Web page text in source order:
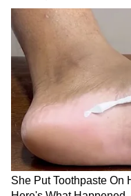
ಹರಿಯುತ್ತಿರುವುದರಿಂದ
ಮಳೆ ನೀರಲ್ಲಿ
ಪೇದೆಯ ಶವ ಪತ್ತೆ
ಅರಕೇರಿಯ ಹಿರೇಹಳ್ಳದ
ನೀರನ್ನು ಹಿರೇಹಳ್ಳಕ್ಕೆ
ಗ್ರಾಮದಲ್ಲಿ ಅಪಾರ
ಬೆಳೆಹಾನಿಯಾಗಿದೆ.